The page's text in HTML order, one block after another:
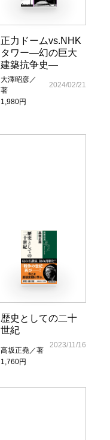
正力ドームvs.NHK
タワー―幻の巨大
建築抗争史―
大澤昭彦／
著
1,980円
2024/02/21
歴史としての二十
世紀
高坂正堯／著
1,760円
2023/11/16